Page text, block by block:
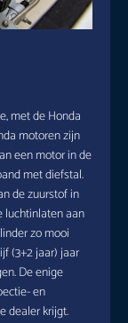
met de Honda
motoren zijn
een motor in de
met diefstal.
de zuurstof in
luchtinlaten aan
zo mooi
(3+2 jaar) jaar
De enige
en
dealer krijgt.